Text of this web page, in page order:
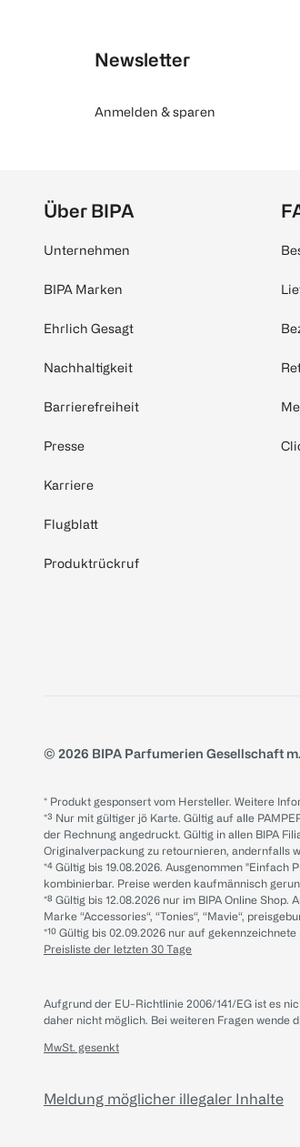
Newsletter
Anmelden & sparen
Über BIPA
Unternehmen
BIPA Marken
Ehrlich Gesagt
Nachhaltigkeit
Barrierefreiheit
Presse
Karriere
Flugblatt
Produktrückruf
© 2026 BIPA Parfumerien Gesellschaft
* Produkt gesponsert vom Hersteller. Weitere
*³ Nur mit gültiger jö Karte. Gültig auf alle
der Rechnung angedruckt. Gültig in allen BIPA
Originalverpackung zu retournieren, andernfalls
*⁴ Gültig bis 19.08.2026. Ausgenommen
kombinierbar. Preise werden kaufmännisch
*⁸ Gültig bis 12.08.2026 nur im BIPA Online
Marke “Accessories“, “Tonies“, “Mavie“,
*¹⁰ Gültig bis 02.09.2026 nur auf
Preisliste der letzten 30 Tage
Aufgrund der EU-Richtlinie 2006/141/EG ist es
daher nicht möglich. Bei weiteren Fragen wende
MwSt. gesenkt
Meldung möglicher illegaler Inhalte